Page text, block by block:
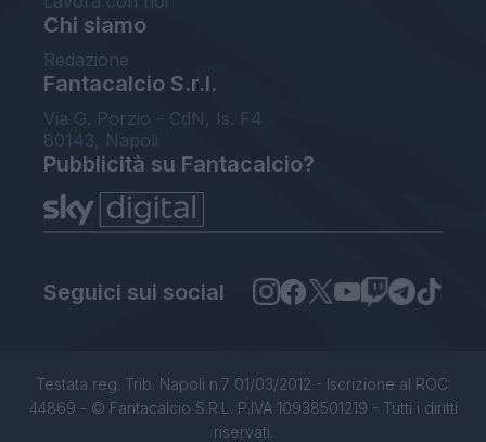
Chi siamo
Redazione
Fantacalcio S.r.l.
Via G. Porzio - CdN, Is. F4
80143, Napoli
Pubblicità su Fantacalcio?
Seguici sui social
Testata reg. Trib. Napoli n.7 01/03/2012 - Iscrizione al ROC:
44869 - © Fantacalcio S.R.L. P.IVA 10938501219 - Tutti i diritti
riservati.